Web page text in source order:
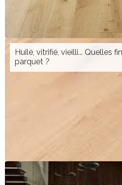
Huilé, vitrifié, vieilli... Quelles
parquet ?